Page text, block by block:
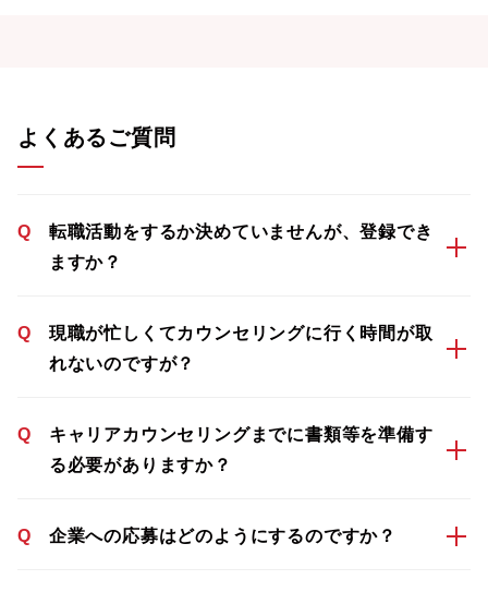
よくあるご質問
Q
転職活動をするか決めていませんが、登録でき
ますか？
Q
現職が忙しくてカウンセリングに行く時間が取
れないのですが？
Q
キャリアカウンセリングまでに書類等を準備す
る必要がありますか？
Q 企業への応募はどのようにするのですか？